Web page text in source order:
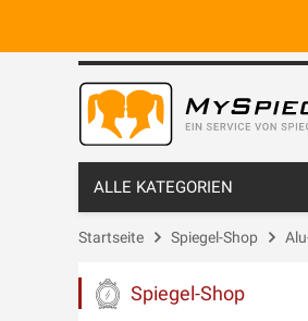
ALLE KATEGORIEN
Startseite Spiegel-Shop
Spiegel-Shop